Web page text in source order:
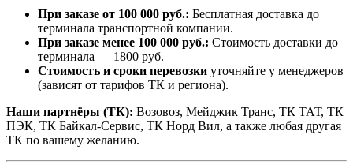
При заказе от 100 000 руб.: Бесплатная доставка до
терминала транспортной компании.
При заказе менее 100 000 руб.: Стоимость доставки до
терминала — 1800 руб.
Стоимость и сроки перевозки уточняйте у менеджеров
(зависят от тарифов ТК и региона).
Наши партнёры (ТК): Возовоз, Мейджик Транс, ТК ТАТ, ТК
ПЭК, ТК Байкал-Сервис, ТК Норд Вил, а также любая другая
ТК по вашему желанию.